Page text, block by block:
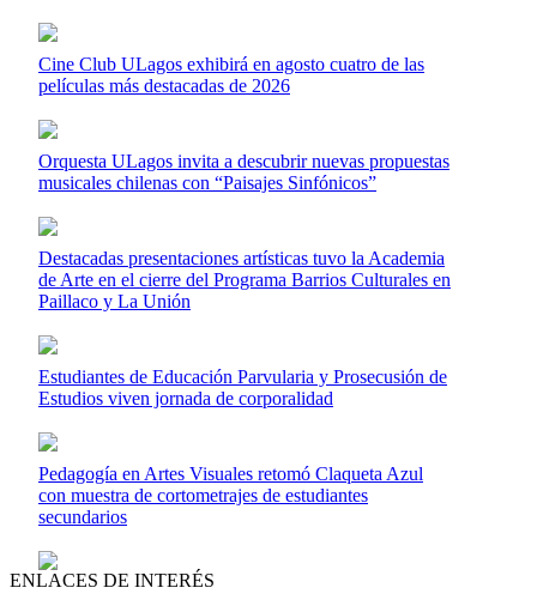
Cine Club ULagos exhibirá en agosto cuatro de las
películas más destacadas de 2026
Orquesta ULagos invita a descubrir nuevas propuestas
musicales chilenas con “Paisajes Sinfónicos”
Destacadas presentaciones artísticas tuvo la Academia
de Arte en el cierre del Programa Barrios Culturales en
Paillaco y La Unión
Estudiantes de Educación Parvularia y Prosecusión de
Estudios viven jornada de corporalidad
Pedagogía en Artes Visuales retomó Claqueta Azul
con muestra de cortometrajes de estudiantes
secundarios
ENLACES DE INTERÉS